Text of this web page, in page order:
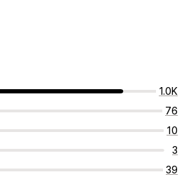
1.0K
76
10
3
39